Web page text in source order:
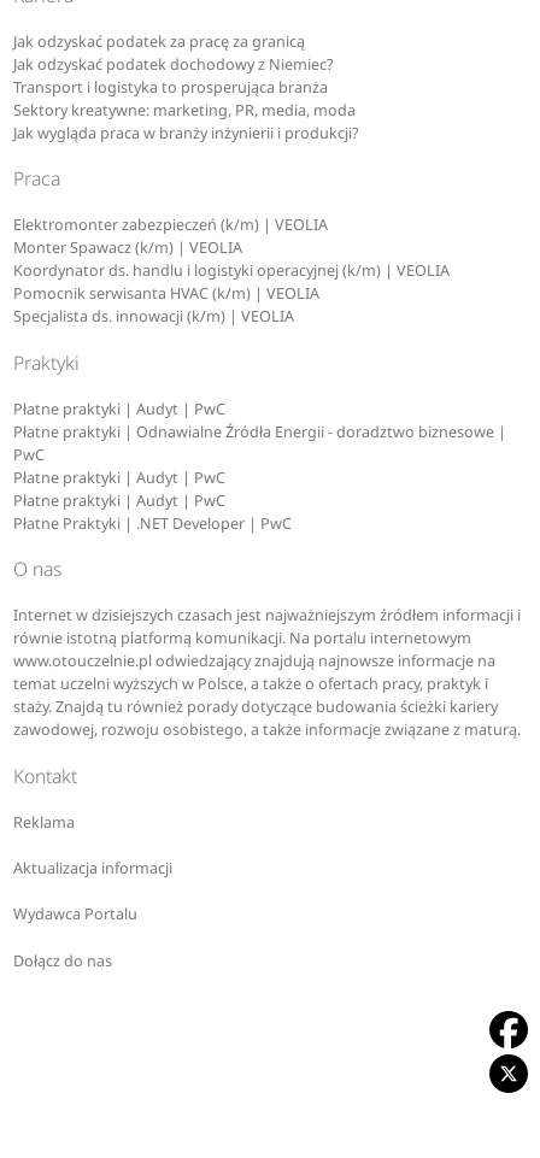
Jak odzyskać podatek za pracę za granicą
Jak odzyskać podatek dochodowy z Niemiec?
Transport i logistyka to prosperująca branża
Sektory kreatywne: marketing, PR, media, moda
Jak wygląda praca w branży inżynierii i produkcji?
Praca
Elektromonter zabezpieczeń (k/m) | VEOLIA
Monter Spawacz (k/m) | VEOLIA
Koordynator ds. handlu i logistyki operacyjnej (k/m) | VEOLIA
Pomocnik serwisanta HVAC (k/m) | VEOLIA
Specjalista ds. innowacji (k/m) | VEOLIA
Praktyki
Płatne praktyki | Audyt | PwC
Płatne praktyki | Odnawialne Źródła Energii - doradztwo biznesowe |
PwC
Płatne praktyki | Audyt | PwC
Płatne praktyki | Audyt | PwC
Płatne Praktyki | .NET Developer | PwC
O nas
Internet w dzisiejszych czasach jest najważniejszym źródłem informacji i
równie istotną platformą komunikacji. Na portalu internetowym
www.otouczelnie.pl odwiedzający znajdują najnowsze informacje na
temat uczelni wyższych w Polsce, a także o ofertach pracy, praktyk i
staży. Znajdą tu również porady dotyczące budowania ścieżki kariery
zawodowej, rozwoju osobistego, a także informacje związane z maturą.
Kontakt
Reklama
Aktualizacja informacji
Wydawca Portalu
Dołącz do nas